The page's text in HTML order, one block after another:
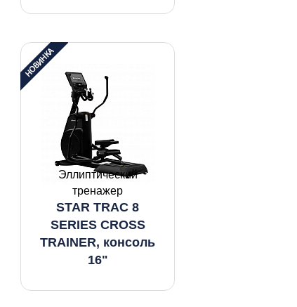
Эллиптический
тренажер
STAR TRAC 8
SERIES CROSS
TRAINER, консоль
16"